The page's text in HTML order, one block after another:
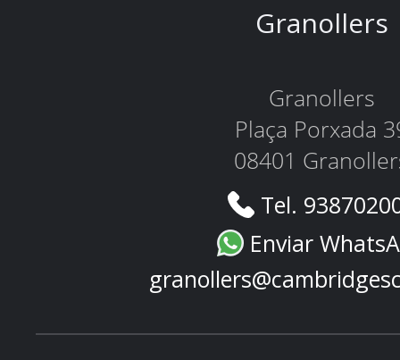
Granollers
Granollers
Plaça Porxada
08401
Tel.
Enviar